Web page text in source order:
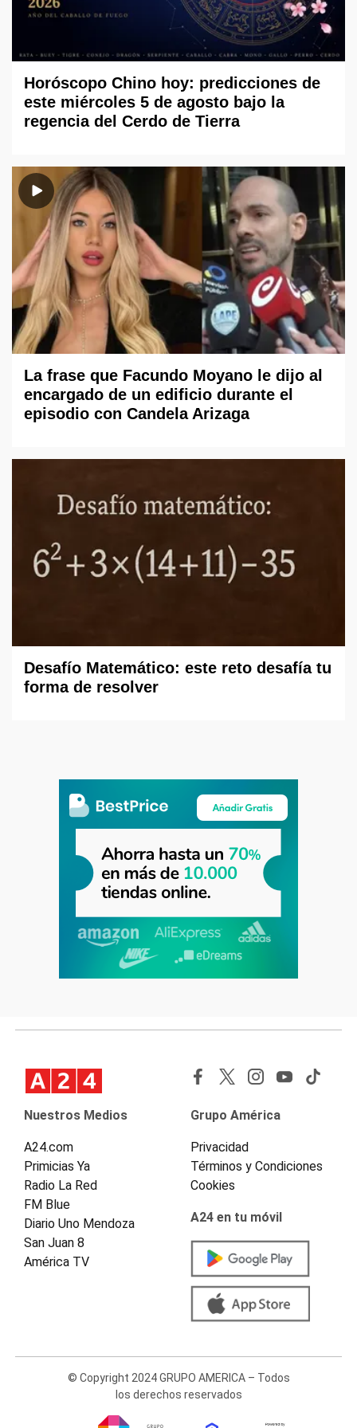
Horóscopo Chino hoy: predicciones de
este miércoles 5 de agosto bajo la
regencia del Cerdo de Tierra
La frase que Facundo Moyano le dijo al
encargado de un edificio durante el
episodio con Candela Arizaga
Desafío Matemático: este reto desafía tu
forma de resolver
Nuestros Medios
A24.com
Primicias Ya
Radio La Red
FM Blue
Diario Uno Mendoza
San Juan 8
América TV
Grupo América
Privacidad
Términos y Condiciones
Cookies
A24 en tu móvil
© Copyright 2024 GRUPO AMERICA – Todos
los derechos reservados